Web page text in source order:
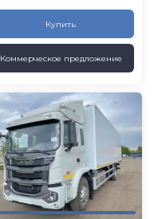
Купить
Коммерческое предложение